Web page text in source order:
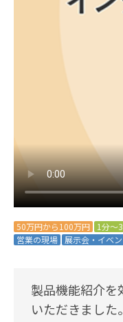
50万円から100万円 1分～
営業の現場
展示会・イベ
製品機能紹介を
いただきました。